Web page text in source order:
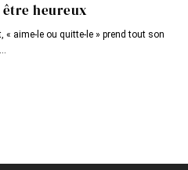
heureux
« aime-le ou quitte-le » prend tout son